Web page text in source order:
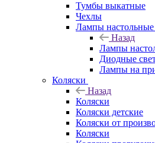
Тумбы выкатные
Чехлы
Лампы настольные
Назад
Лампы
Диодные
Лампы на
Коляски
Назад
Коляски
Коляски детские
Коляски от
Коляски